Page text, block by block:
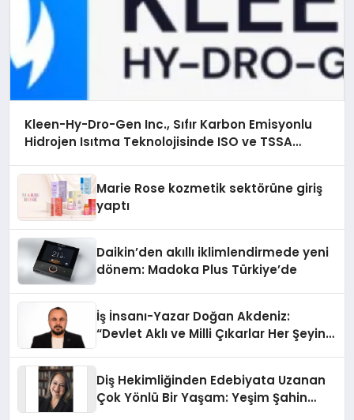
Kleen-Hy-Dro-Gen Inc., Sıfır Karbon Emisyonlu
Hidrojen Isıtma Teknolojisinde ISO ve TSSA
Marie Rose kozmetik sektörüne giriş
yaptı
Daikin’den akıllı iklimlendirmede yeni
dönem: Madoka Plus Türkiye’de
İş İnsanı-Yazar Doğan Akdeniz:
“Devlet Aklı ve Milli Çıkarlar Her Şeyin
Diş Hekimliğinden Edebiyata Uzanan
Çok Yönlü Bir Yaşam: Yeşim Şahin